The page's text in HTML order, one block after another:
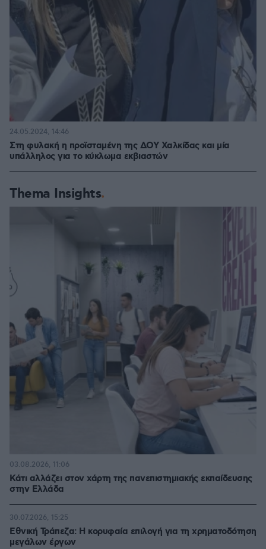
Στη φυλακή η προϊσταμένη της ΔΟΥ Χαλκίδας και μία
υπάλληλος για το κύκλωμα εκβιαστών
24.05.2024, 14:46
Thema Insights
Κάτι αλλάζει στον χάρτη της πανεπιστημιακής εκπαίδευσης
στην Ελλάδα
03.08.2026, 11:06
Εθνική Τράπεζα: Η κορυφαία επιλογή για τη χρηματοδότηση
μεγάλων έργων
30.07.2026, 15:25